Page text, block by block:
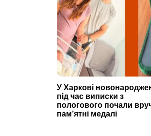
У Харкові
під час виписки з
пологового почали
пам’ятні медалі